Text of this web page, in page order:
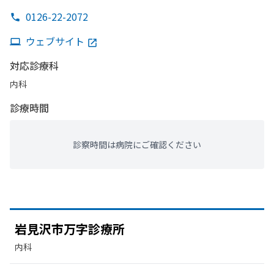
0126-22-2072
ウェブサイト
対応診療科
内科
診療時間
診察時間は病院にご確認ください
岩見沢市万字診療所
内科